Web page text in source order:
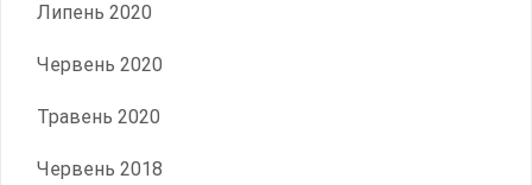
Липень 2020
Червень 2020
Травень 2020
Червень 2018